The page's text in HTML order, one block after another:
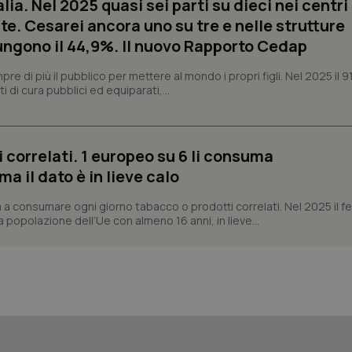
Nel 2025 quasi sei parti su dieci nei centri
Cesarei ancora uno su tre e nelle strutture
il 44,9%. Il nuovo Rapporto Cedap
di più il pubblico per mettere al mondo i propri figli. Nel 2025 il
di cura pubblici ed equiparati,...
1 europeo su 6 li consuma
il dato è in lieve calo
consumare ogni giorno tabacco o prodotti correlati. Nel 2025 il
dell’Ue con almeno 16 anni, in lieve...
settimane
2 giorni
assegnare un identificatore
Google LLC
.quotidianosanita.it
1 anno 1
mese
Questo nome di cookie è
Universal Analytics, che è un
utilizzato da Google. Questo
PHP.net
www.quotidianosanita.it
Sessione
Cookie generato da applicazioni
utilizzato può essere specifico
buon esempio è mantenere uno